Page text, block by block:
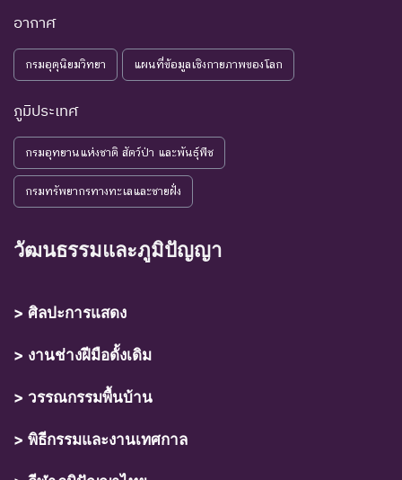
อากาศ
กรมอุตุนิยมวิทยา แผนที่ข้อมูลเชิงกายภาพของโลก
ภูมิประเทศ
กรมอุทยานแห่งชาติ สัตว์ป่า และพันธุ์พืช
กรมทรัพยากรทางทะเลและชายฝั่ง
วัฒนธรรมและภูมิปัญญา
> ศิลปะการแสดง
> งานช่างฝีมือดั้งเดิม
> วรรณกรรมพื้นบ้าน
> พิธีกรรมและงานเทศกาล